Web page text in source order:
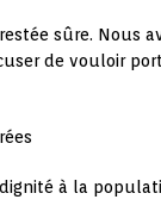
sûre.
de vouloir
à la